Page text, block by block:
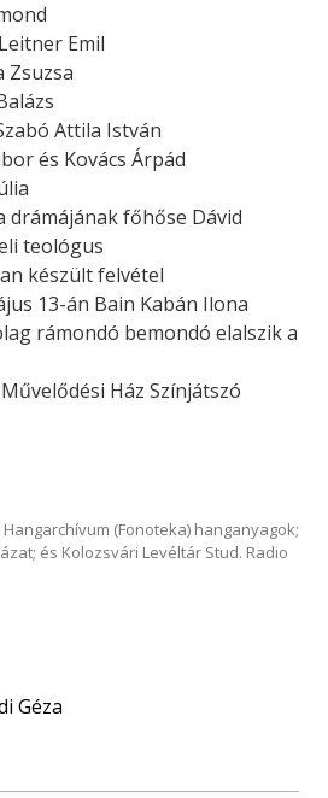
Emil
Zsuzsa
Attila István
és Kovács Árpád
drámájának főhőse Dávid
teológus
készült felvétel
13-án Bain Kabán Ilona
rámondó bemondó elalszik a
Ház Színjátszó
(Fonoteka) hanganyagok;
és Kolozsvári Levéltár Stud. Radio
Géza